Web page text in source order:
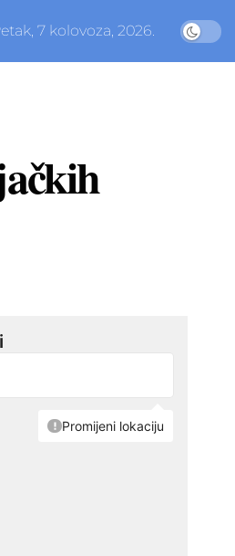
7 kolovoza, 2026.